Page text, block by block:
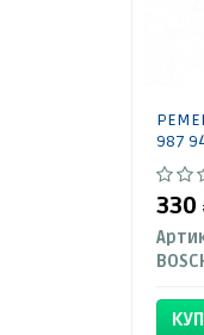
987
330